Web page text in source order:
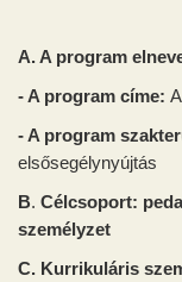
A. A program
- A program címe:
- A program
elsősegélynyújtás
B. Célcsoport:
személyzet
C. Kurrikuláris